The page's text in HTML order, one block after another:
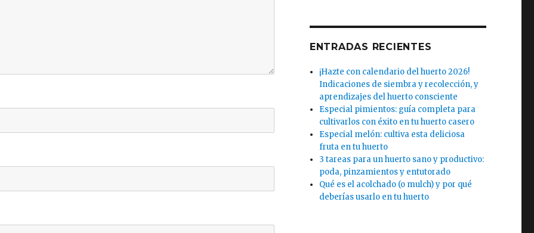
ENTRADAS RECIENTES
¡Hazte con calendario del huerto 2026!
Indicaciones de siembra y recolección, y
aprendizajes del huerto consciente
Especial pimientos: guía completa para
cultivarlos con éxito en tu huerto casero
Especial melón: cultiva esta deliciosa
fruta en tu huerto
3 tareas para un huerto sano y productivo:
poda, pinzamientos y entutorado
Qué es el acolchado (o mulch) y por qué
deberías usarlo en tu huerto